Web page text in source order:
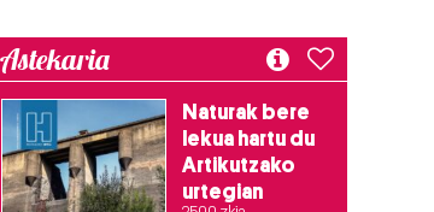
Astekaria
Naturak bere
lekua hartu du
Artikutzako
urtegian